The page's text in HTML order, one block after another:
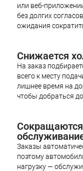
или веб-
без долгих
ожидания
Снижается
На заказ
всего к месту
лишнее время на
чтобы добраться
Заказы
поэтому
нагрузку —